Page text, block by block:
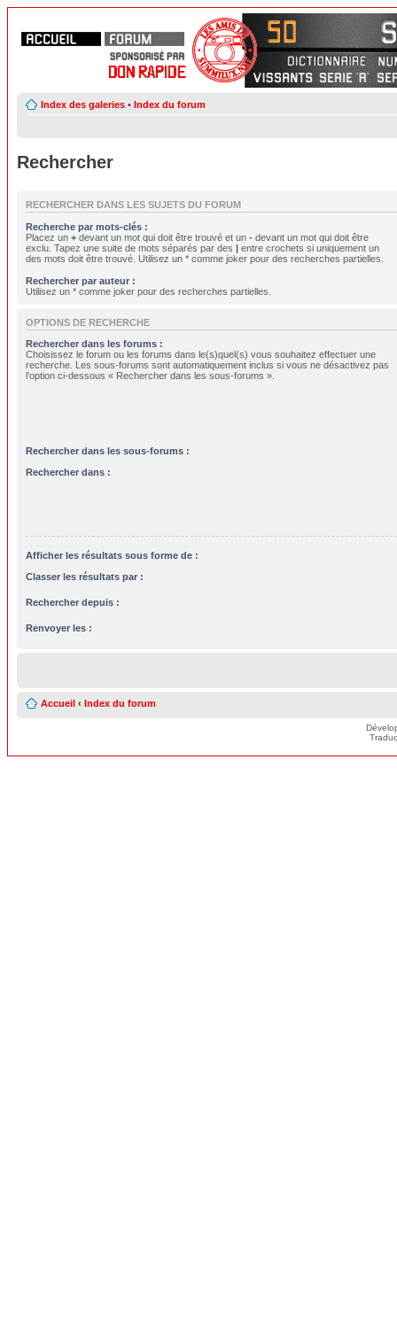
Index des galeries • Index du forum
Rechercher
RECHERCHER DANS LES SUJETS DU FORUM
Recherche par mots-clés :
Placez un + devant un mot qui doit être trouvé et un - devant un mot qui doit être
exclu. Tapez une suite de mots séparés par des | entre crochets si uniquement un
des mots doit être trouvé. Utilisez un * comme joker pour des recherches partielles.
Rechercher par auteur :
Utilisez un * comme joker pour des recherches partielles.
OPTIONS DE RECHERCHE
Rechercher dans les forums :
Choisissez le forum ou les forums dans le(s)quel(s) vous souhaitez effectuer une
recherche. Les sous-forums sont automatiquement inclus si vous ne désactivez pas
l’option ci-dessous « Rechercher dans les sous-forums ».
Rechercher dans les sous-forums :
Rechercher dans :
Afficher les résultats sous forme de :
Classer les résultats par :
Rechercher depuis :
Renvoyer les :
Accueil ‹ Index du forum